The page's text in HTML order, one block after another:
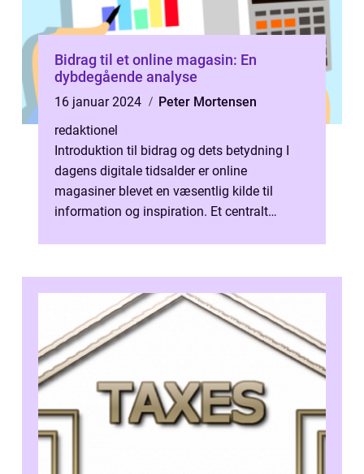
Bidrag til et online magasin: En
dybdegående analyse
16 januar 2024
Peter Mortensen
redaktionel
Introduktion til bidrag og dets betydning I
dagens digitale tidsalder er online
magasiner blevet en væsentlig kilde til
information og inspiration. Et centralt